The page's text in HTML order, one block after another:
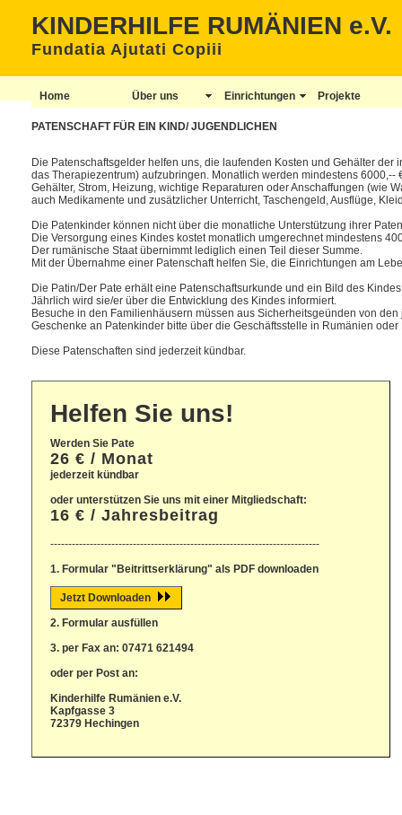
KINDERHILFE RUMÄNIEN e.V.
Fundatia Ajutati Copiii
Home Über uns Einrichtungen Projekte
PATENSCHAFT FÜR EIN KIND/ JUGENDLICHEN
Die Patenschaftsgelder helfen uns, die laufenden Kosten und Gehälter
das Therapiezentrum) aufzubringen. Monatlich werden mindestens 6000,--
Gehälter, Strom, Heizung, wichtige Reparaturen oder Anschaffungen (wie
auch Medikamente und zusätzlicher Unterricht, Taschengeld, Ausflüge,
Die Patenkinder können nicht über die monatliche Unterstützung ihrer
Die Versorgung eines Kindes kostet monatlich umgerechnet mindestens
Der rumänische Staat übernimmt lediglich einen Teil dieser Summe.
Mit der Übernahme einer Patenschaft helfen Sie, die Einrichtungen am
Die Patin/Der Pate erhält eine Patenschaftsurkunde und ein Bild des
Jährlich wird sie/er über die Entwicklung des Kindes informiert.
Besuche in den Familienhäusern müssen aus Sicherheitsgeünden von
Geschenke an Patenkinder bitte über die Geschäftsstelle in Rumänien oder
Diese Patenschaften sind jederzeit kündbar.
Helfen Sie uns!
Werden Sie Pate
26 € / Monat
jederzeit kündbar
oder unterstützen Sie uns mit einer Mitgliedschaft:
16 € / Jahresbeitrag
---------------------------------------------------------------------------
1. Formular "Beitrittserklärung" als PDF downloaden
Jetzt Downloaden
2. Formular ausfüllen
3. per Fax an: 07471 621494
oder per Post an:
Kinderhilfe Rumänien e.V.
Kapfgasse 3
72379 Hechingen